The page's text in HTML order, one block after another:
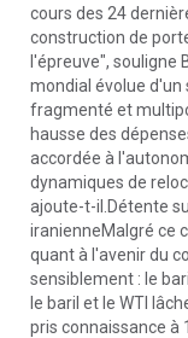
cours des 24
construction de
l'épreuve", souligne
mondial évolue d'un
fragmenté et
hausse des
accordée à
dynamiques de
ajoute-t-il.Détente
iranienneMalgré ce
quant à l'avenir du
sensiblement : le
le baril et le WTI
pris connaissance à